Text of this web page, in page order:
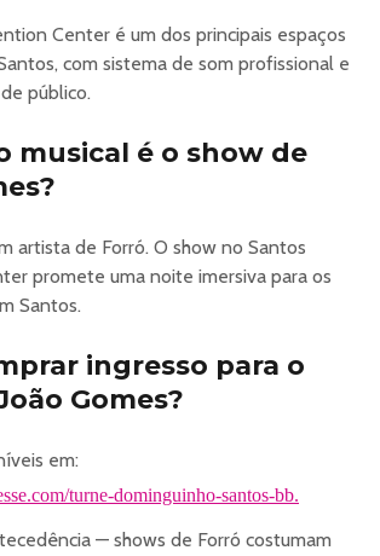
Center é um dos principais espaços
com sistema de som profissional e
público.
musical é o show de
artista de Forró. O show no Santos
promete uma noite imersiva para os
Santos.
ingresso para o
Gomes?
em:
turne-dominguinho-santos-bb.
— shows de Forró costumam